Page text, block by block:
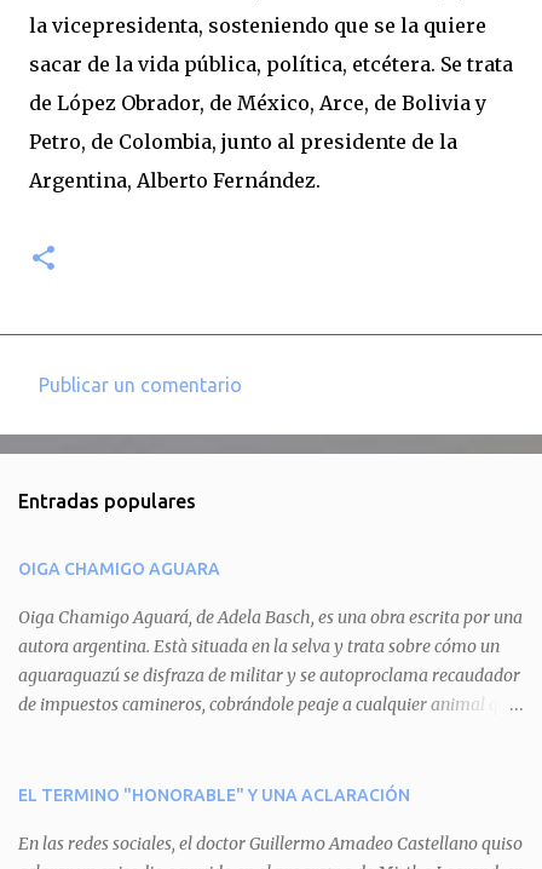
la vicepresidenta, sosteniendo que se la quiere
sacar de la vida pública, política, etcétera. Se trata
de López Obrador, de México, Arce, de Bolivia y
Petro, de Colombia, junto al presidente de la
Argentina, Alberto Fernández.
e
t
a
r
i
o
Publicar un comentario
Entradas populares
OIGA CHAMIGO AGUARA
Oiga Chamigo Aguará, de Adela Basch, es una obra escrita por una
autora argentina. Està situada en la selva y trata sobre cómo un
aguaraguazú se disfraza de militar y se autoproclama recaudador
de impuestos camineros, cobrándole peaje a cualquier animal que
aguará le provoca. De igual manera pasa con Tatú, el armadillo.
del aguará y pasa sin pagar. Por último, Tui, la cotorra, deja
EL TERMINO "HONORABLE" Y UNA ACLARACIÓN
En las redes sociales, el doctor Guillermo Amadeo Castellano quiso